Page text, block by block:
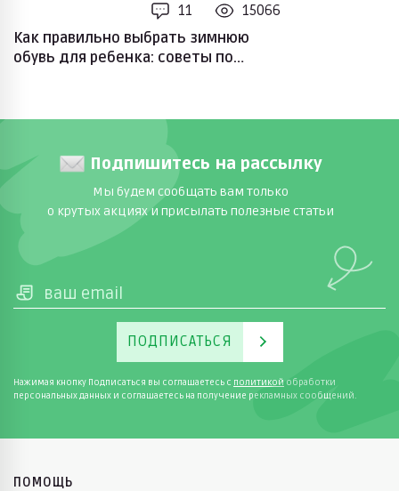
11
15066
Как правильно выбрать зимнюю
обувь для ребенка: советы по
Подпишитесь на рассылку
Мы будем сообщать вам только
о крутых акциях и присылать полезные статьи
ПОДПИСАТЬСЯ
Нажимая кнопку Подписаться вы соглашаетесь с политикой обработки
персональных данных и соглашаетесь на получение рекламных сообщений.
ПОМОЩЬ